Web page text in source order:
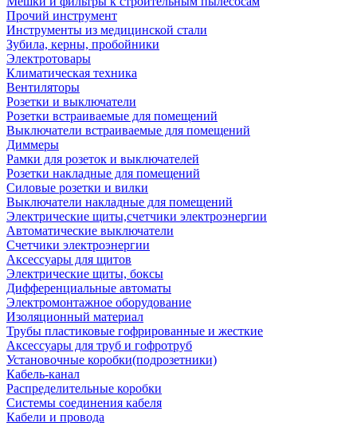
Прочий инструмент
Инструменты из медицинской стали
Зубила, керны, пробойники
Электротовары
Климатическая техника
Вентиляторы
Розетки и выключатели
Розетки встраиваемые для помещений
Выключатели встраиваемые для помещений
Диммеры
Рамки для розеток и выключателей
Розетки накладные для помещений
Силовые розетки и вилки
Выключатели накладные для помещений
Электрические щиты,счетчики электроэнергии
Автоматические выключатели
Счетчики электроэнергии
Аксессуары для щитов
Электрические щиты, боксы
Дифференциальные автоматы
Электромонтажное оборудование
Изоляционный материал
Трубы пластиковые гофрированные и жесткие
Аксессуары для труб и гофротруб
Установочные коробки(подрозетники)
Кабель-канал
Распределительные коробки
Системы соединения кабеля
Кабели и провода